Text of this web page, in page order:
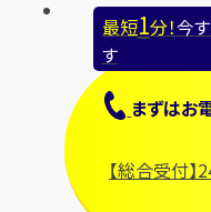
最短1分！今
す
まずはお
【総合受付